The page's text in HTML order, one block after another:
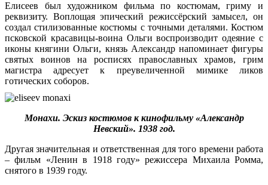
Елисеев был художником фильма по костюмам, гриму и
реквизиту. Воплощая эпический режиссёрский замысел, он
создал стилизованные костюмы с точными деталями. Костюм
псковской красавицы-воина Ольги воспроизводит одеяние с
иконы княгини Ольги, князь Александр напоминает фигуры
святых воинов на росписях православных храмов, грим
магистра адресует к преувеличенной мимике ликов
готических соборов.
Монахи. Эскиз костюмов к кинофильму «Александр
Невский». 1938 год.
Другая значительная и ответственная для того времени работа
– фильм «Ленин в 1918 году» режиссера Михаила Ромма,
снятого в 1939 году.